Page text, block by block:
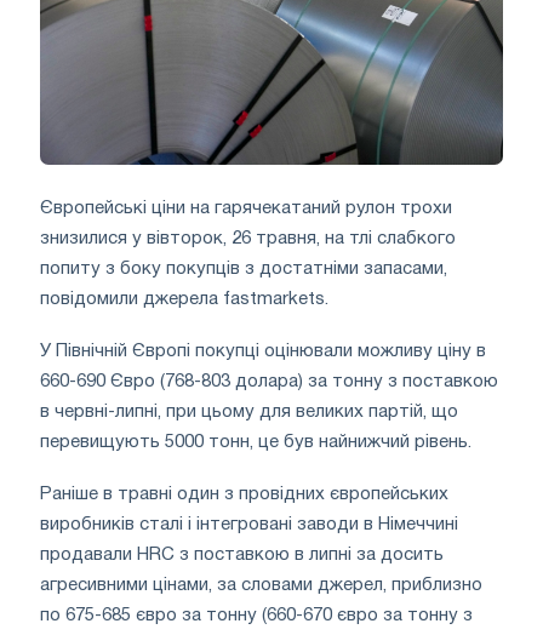
Європейські ціни на гарячекатаний рулон трохи
знизилися у вівторок, 26 травня, на тлі слабкого
попиту з боку покупців з достатніми запасами,
повідомили джерела fastmarkets.
У Північній Європі покупці оцінювали можливу ціну в
660-690 Євро (768-803 долара) за тонну з поставкою
в червні-липні, при цьому для великих партій, що
перевищують 5000 тонн, це був найнижчий рівень.
Раніше в травні один з провідних європейських
виробників сталі і інтегровані заводи в Німеччині
продавали HRC з поставкою в липні за досить
агресивними цінами, за словами джерел, приблизно
по 675-685 євро за тонну (660-670 євро за тонну з